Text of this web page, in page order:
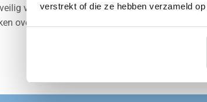
verstrekt of die ze hebben verzameld
vervoer van A naar B. Je hoeft je dus niet
over het vervoer en je kan van je dag genieten.